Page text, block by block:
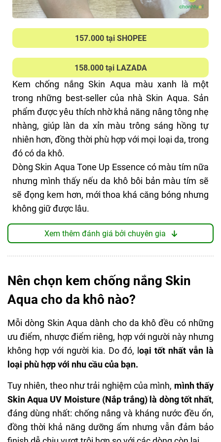
Dạng gel dưỡng ẩm khá tốt
Hệ dưỡng HA, dầu hạt hướng dương
Lành tính: không chứa cồn, dầu khoáng,
paraben, hương liệu, chất tạo màu
THIẾU SÓT
Chỉ số SPF35 PA+++ không phù hợp khi hoạt
động ngoài trời
thiên về hóa học nhiều hơn với các màng lọc
chống nắng Octinoxate, Tinosorb S, Uvinul A Plus,
Uvinul T150.
Sản phẩm có dạng gel khá lỏng, khi thoa lên da
mát, gần như không nâng tone, nhưng làm da
sáng nhẹ, có mùi trà xanh thoang thoảng cực kỳ
dễ chịu. Đây là một trong những sản phẩm hiếm
hoi của Skin Aqua mà mình thích mùi hương.
Kết cấu ban đầu thấy lớp nước thấm nhanh, tuy
nhiên sau đó vẫn sẽ để lại độ bóng và hơi dính
trên da, dưỡng ẩm tốt do trong bảng thành phần
có SHA. Do đó bạn nào da thật khô mới nên dùng,
còn da thiên khô da dầu sẽ thấy kết cấu này khá
bóng dính trên da.
Thành phần nổi bật
Hyaluronic Acid, Collagen, Amino Acid tạo đệm
Super Hyaluronic Acid cung cấp độ ẩm tối ưu,
giải quyết tình trạng khô sạm
Vitamin C & Trà xanh giúp chống oxy hóa, làm
mờ vùng da sạm màu, dưỡng da trắng mượt từng
ngày.
ĐIỂM TỐT
Dưỡng ẩm tốt cho da khô đến rất khô
Mùi hương nhẹ nhàng, dễ chịu
Không cồn, không paraben, không dầu khoáng
Chống nước ổn
157.000 tại SHOPEE
158.000 tại LAZADA
Kem chống nắng Skin Aqua màu xanh là một
trong những best-seller của nhà Skin Aqua. Sản
phẩm được yêu thích nhờ khả năng nâng tông nhẹ
nhàng, giúp làn da xỉn màu trông sáng hồng tự
nhiên hơn, đồng thời phù hợp với mọi loại da, trong
đó có da khô.
Dòng Skin Aqua Tone Up Essence có màu tím nữa
nhưng mình thấy nếu da khô bôi bản màu tím sẽ
sẽ đọng kem hơn, mới thoa khá căng bóng nhưng
không giữ được lâu.
Chỉ số
chống
SPF 50, PA++++
Dạng tinh chất, kết cấu mỏng nhẹ,
thấm nhanh, không gây bết dính cho
da và đặc biệt phù hợp với điều kiện
khí hậu tại Việt Nam.
dụng
Chống nắng
Nâng tone, hiệu chỉnh sắc da
Kháng nước, kháng mồ hôi
Dung
Xem thêm đánh giá bởi chuyên gia
Nên chọn kem chống nắng Skin
Aqua cho da khô nào?
Mỗi dòng Skin Aqua dành cho da khô đều có những
ưu điểm, nhược điểm riêng, hợp với người này nhưng
không hợp với người kia. Do đó, loại tốt nhất vẫn là
loại phù hợp với nhu cầu của bạn.
Tuy nhiên, theo như trải nghiệm của mình, mình thấy
Skin Aqua UV Moisture (Nắp trắng) là dòng tốt nhất,
đáng dùng nhất: chống nắng và kháng nước đều ổn,
đồng thời khả năng dưỡng ẩm nhưng vẫn đảm bảo